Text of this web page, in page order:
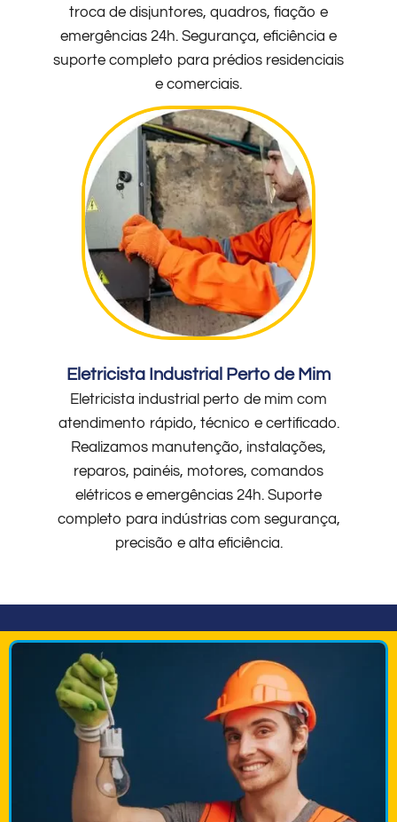
troca de disjuntores, quadros, fiação e
emergências 24h. Segurança, eficiência e
suporte completo para prédios residenciais
e comerciais.
Eletricista Industrial Perto de Mim
Eletricista industrial perto de mim com
atendimento rápido, técnico e certificado.
Realizamos manutenção, instalações,
reparos, painéis, motores, comandos
elétricos e emergências 24h. Suporte
completo para indústrias com segurança,
precisão e alta eficiência.